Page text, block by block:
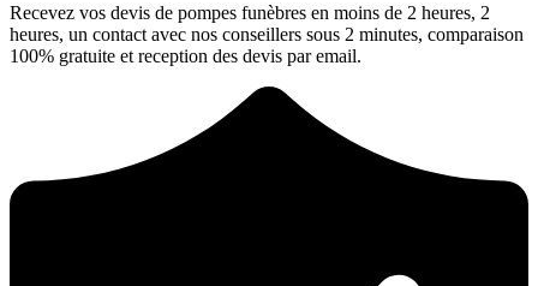
Recevez vos devis de pompes funèbres en moins de 2 heures, 2
heures, un contact avec nos conseillers sous 2 minutes, comparaison
100% gratuite et reception des devis par email.